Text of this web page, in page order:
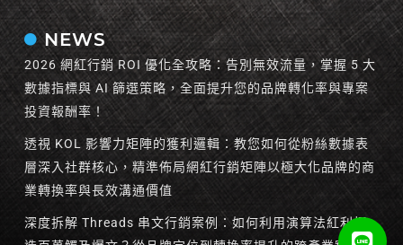
NEWS
2026 網紅行銷 ROI 優化全攻略：告別無效流量，掌握 5 大
數據指標與 AI 篩選策略，全面提升您的品牌轉化率與專案
投資報酬率！
透視 KOL 影響力矩陣的獲利邏輯：教您如何從粉絲數據表
層深入社群核心，精準佈局網紅行銷矩陣以極大化品牌的商
業轉換率與長效溝通價值
深度拆解 Threads 串文行銷案例：如何利用演算法紅利打